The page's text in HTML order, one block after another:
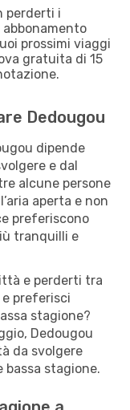
perderti i
prossimi viaggi
gratuita di 15
Dedougou
dipende
e dal
alcune persone
aperta e non
preferiscono
tranquilli e
e perderti tra
preferisci
stagione?
Dedougou
da svolgere
bassa stagione.